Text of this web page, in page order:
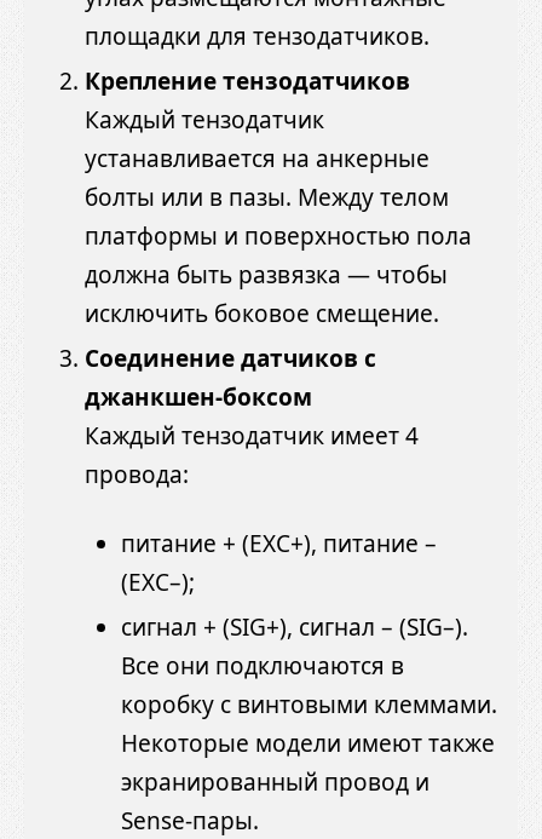
площадки для тензодатчиков.
Крепление тензодатчиков
Каждый тензодатчик
устанавливается на анкерные
болты или в пазы. Между телом
платформы и поверхностью пола
должна быть развязка — чтобы
исключить боковое смещение.
Соединение датчиков с
джанкшен-боксом
Каждый тензодатчик имеет 4
провода:
питание + (EXC+), питание –
(EXC–);
сигнал + (SIG+), сигнал – (SIG–).
Все они подключаются в
коробку с винтовыми клеммами.
Некоторые модели имеют также
экранированный провод и
Sense-пары.